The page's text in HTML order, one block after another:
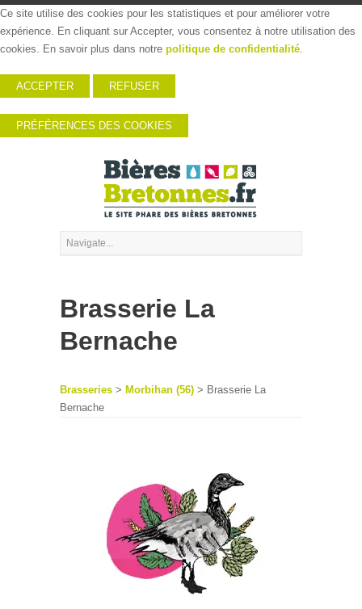
Ce site utilise des cookies pour les statistiques et pour améliorer votre
expérience. En cliquant sur Accepter, vous consentez à notre utilisation des
cookies. En savoir plus dans notre politique de confidentialité.
ACCEPTER REFUSER
PRÉFÉRENCES DES COOKIES
Brasserie La
Bernache
Brasseries > Morbihan (56) > Brasserie La
Bernache